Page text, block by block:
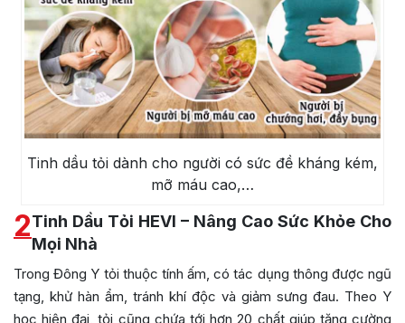
Tinh dầu tỏi dành cho người có sức đề kháng kém,
mỡ máu cao,…
2Tinh Dầu Tỏi HEVI – Nâng Cao Sức Khỏe Cho
Mọi Nhà
Trong Đông Y tỏi thuộc tính ấm, có tác dụng thông được ngũ
tạng, khử hàn ẩm, tránh khí độc và giảm sưng đau. Theo Y
học hiện đại, tỏi cũng chứa tới hơn 20 chất giúp tăng cường